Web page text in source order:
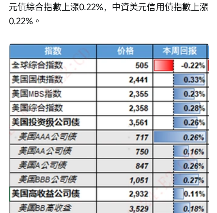
元債綜合指數上漲0.22%，中資美元信用債指數上漲
0.22%。